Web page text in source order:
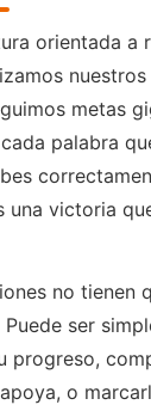
orientada a
metas
palabra
una victoria
no tienen
ser
progreso,
o